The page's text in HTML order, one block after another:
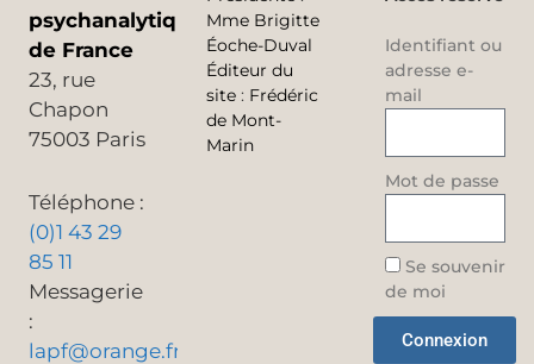
psychanalytique
de France
23, rue
Chapon
75003 Paris
Téléphone :
(0)1 43 29
85 11
Messagerie
:
lapf@orange.fr
Mme Brigitte
Éoche-Duval
Éditeur du
site : Frédéric
de Mont-
Marin
Identifiant ou
adresse e-
mail
Mot de passe
Se souvenir
de moi
Connexion